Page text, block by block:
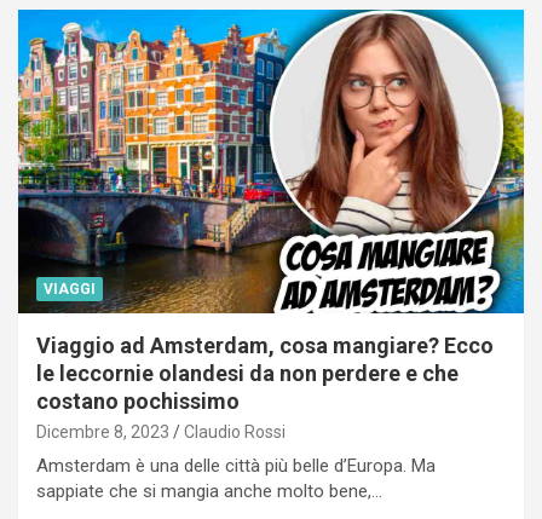
VIAGGI
Viaggio ad Amsterdam, cosa mangiare? Ecco
le leccornie olandesi da non perdere e che
costano pochissimo
Dicembre 8, 2023 Claudio Rossi
Amsterdam è una delle città più belle d’Europa. Ma
sappiate che si mangia anche molto bene,…